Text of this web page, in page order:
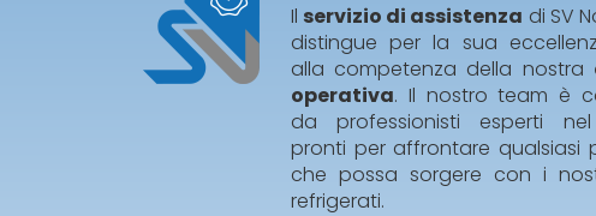
Il servizio di assistenza di SV
distingue per la sua
alla competenza della nostra
operativa. Il nostro team è
da professionisti esperti
pronti per affrontare qualsiasi
che possa sorgere con i
refrigerati.